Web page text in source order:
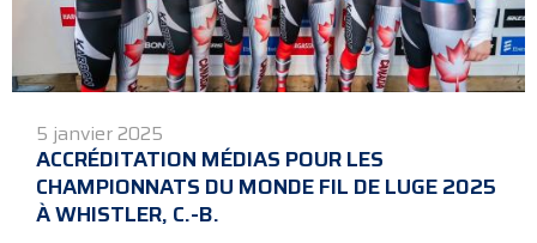
5 janvier 2025
ACCRÉDITATION MÉDIAS POUR LES
CHAMPIONNATS DU MONDE FIL DE LUGE 2025
À WHISTLER, C.-B.